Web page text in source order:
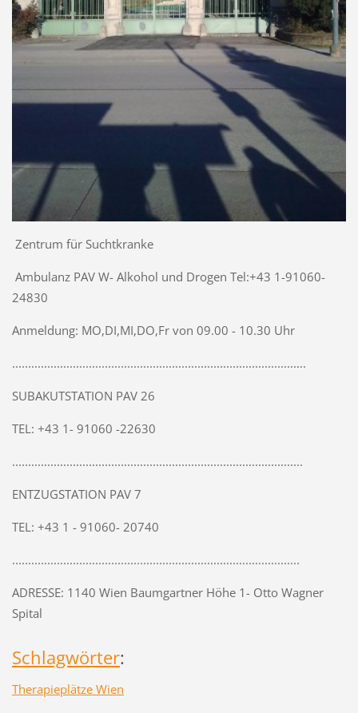
Zentrum für Suchtkranke
Ambulanz PAV W- Alkohol und Drogen Tel:+43 1-91060-
24830
Anmeldung: MO,DI,MI,DO,Fr von 09.00 - 10.30 Uhr
............................................................................................
SUBAKUTSTATION PAV 26
TEL: +43 1- 91060 -22630
...........................................................................................
ENTZUGSTATION PAV 7
TEL: +43 1 - 91060- 20740
..........................................................................................
ADRESSE: 1140 Wien Baumgartner Höhe 1- Otto Wagner
Spital
Schlagwörter:
Therapieplätze Wien